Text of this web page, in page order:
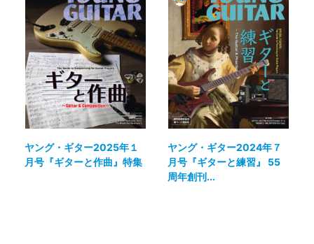
ヤング・ギター2025年１
月号『ギターと作曲』特集
ヤング・ギター2024年７
月号『ギターと練習』 55
周年創刊...